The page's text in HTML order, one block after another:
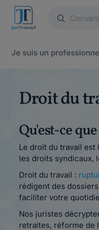
Je suis un
Droit du
Qu'est-ce
Le droit du travail
les droits syndicaux,
Droit du travail :
rédigent des
faciliter votre
Nos juristes
retraites, réforme de